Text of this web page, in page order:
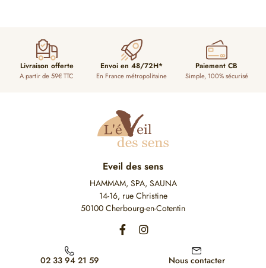
Livraison offerte
A partir de 59€ TTC
Envoi en 48/72H*
En France métropolitaine
Paiement CB
Simple, 100% sécurisé
Eveil des sens
HAMMAM, SPA, SAUNA
14-16, rue Christine
50100 Cherbourg-en-Cotentin
02 33 94 21 59 Nous contacter